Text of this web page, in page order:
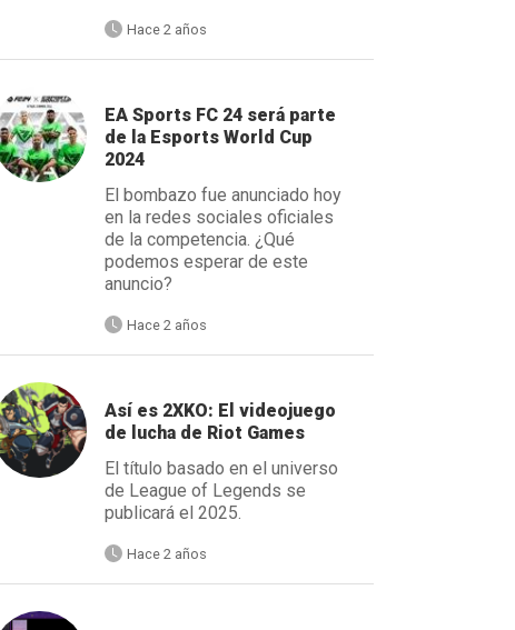
Hace 2 años
EA Sports FC 24 será parte
de la Esports World Cup
2024
El bombazo fue anunciado hoy
en la redes sociales oficiales
de la competencia. ¿Qué
podemos esperar de este
anuncio?
Hace 2 años
Así es 2XKO: El videojuego
de lucha de Riot Games
El título basado en el universo
de League of Legends se
publicará el 2025.
Hace 2 años